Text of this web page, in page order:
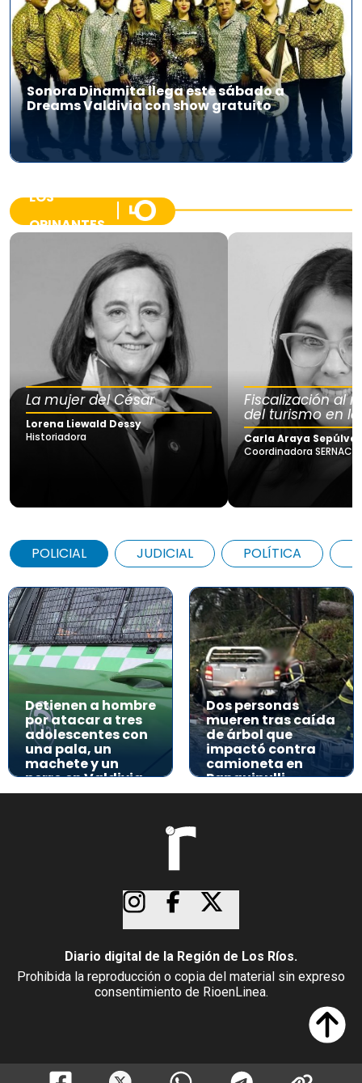
Sonora Dinamita llega este sábado a
Dreams Valdivia con show gratuito
LOS
OPINANTES
La mujer del César
Lorena Liewald Dessy
Historiadora
Fiscalización al
del turismo en
Carla Araya
Coordinadora SERNAC
POLICIAL JUDICIAL POLÍTICA
Detienen a hombre
por atacar a tres
adolescentes con
una pala, un
machete y un
perro en Valdivia
Dos personas
mueren tras caída
de árbol que
impactó contra
camioneta en
Panguipulli
Diario digital de la Región de Los Ríos.
Prohibida la reproducción o copia del material sin expreso
consentimiento de RioenLinea.